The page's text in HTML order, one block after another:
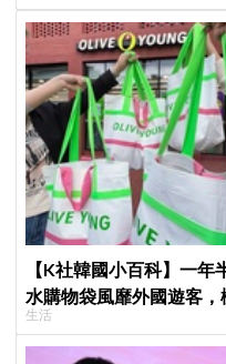
【K社韓國小百科】一
水購物袋風靡外國遊客
生活